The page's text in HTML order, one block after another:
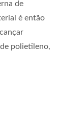
de
é então
polietileno,